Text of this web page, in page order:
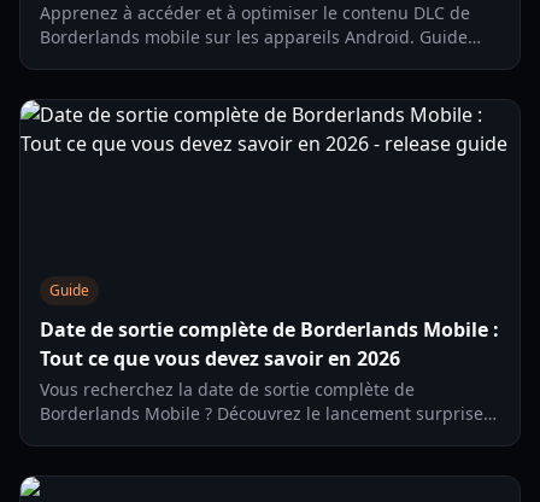
Apprenez à accéder et à optimiser le contenu DLC de
Borderlands mobile sur les appareils Android. Guide
Guide
Date de sortie complète de Borderlands Mobile :
Tout ce que vous devez savoir en 2026
Vous recherchez la date de sortie complète de
Borderlands Mobile ? Découvrez le lancement surprise